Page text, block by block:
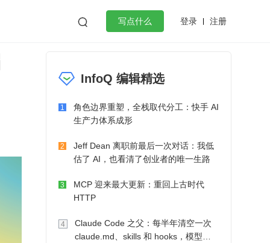
 写点什么 登录 注册
作
微服务架构 flutter
InfoQ 编辑精选
1
角色边界重塑，全栈取代分工：快手 AI
生产力体系成形
2
Jeff Dean 离职前最后一次对话：我低
估了 AI，也看清了创业者的唯一生路
3
MCP 迎来最大更新：重回上古时代
HTTP
4
Claude Code 之父：每半年清空一次
claude.md、skills 和 hooks，模型自